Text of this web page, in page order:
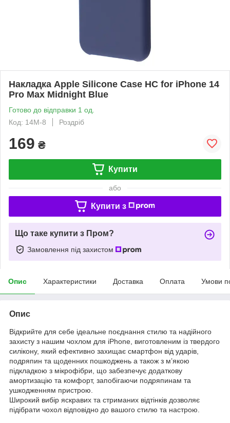
Накладка Apple Silicone Case HC for iPhone 14
Pro Max Midnight Blue
Готово до відправки 1 од.
Код: 14M-8
Роздріб
169 ₴
Купити
або
Купити з
Що таке купити з Пром?
Замовлення під захистом
Опис Характеристики Доставка Оплата Умови
Опис
Відкрийте для себе ідеальне поєднання стилю та надійного
захисту з нашим чохлом для iPhone, виготовленим із твердого
силікону, який ефективно захищає смартфон від ударів,
подряпин та щоденних пошкоджень а також з м’якою
підкладкою з мікрофібри, що забезпечує додаткову
амортизацію та комфорт, запобігаючи подряпинам та
ушкодженням пристрою.
Широкий вибір яскравих та стриманих відтінків дозволяє
підібрати чохол відповідно до вашого стилю та настрою.